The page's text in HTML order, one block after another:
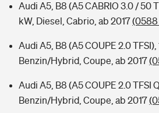
Audi A5, B8 (A5 CABRIO 3.0 / 50
kW, Diesel, Cabrio, ab 2017(0588
Audi A5, B8 (A5 COUPE 2.0 TFSI),
Benzin/Hybrid, Coupe, ab 2017
Audi A5, B8 (A5 COUPE 2.0 TFSI
Benzin/Hybrid, Coupe, ab 2017